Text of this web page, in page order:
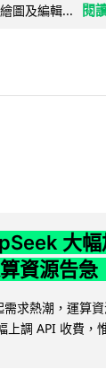
圖及編輯...
閱
大幅
資源告急
求熱潮，運算
上調 API 收費，